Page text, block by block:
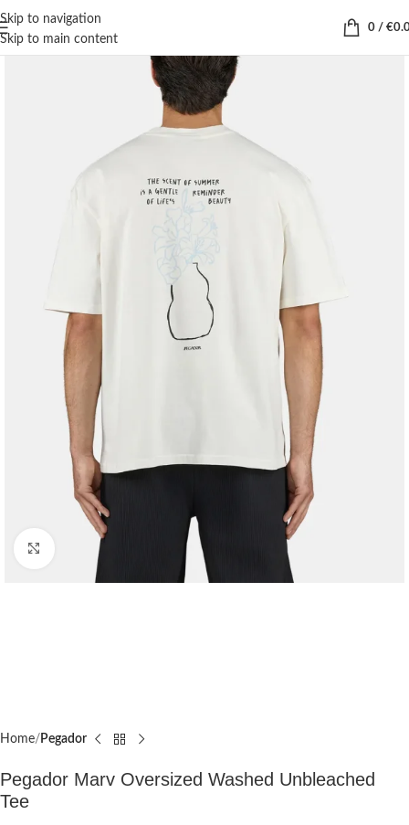
Skip to navigation
Skip to main content
0 / €
Click to enlarge
Home Pegador​
Pegador Marv Oversized Washed Unbleached
Tee